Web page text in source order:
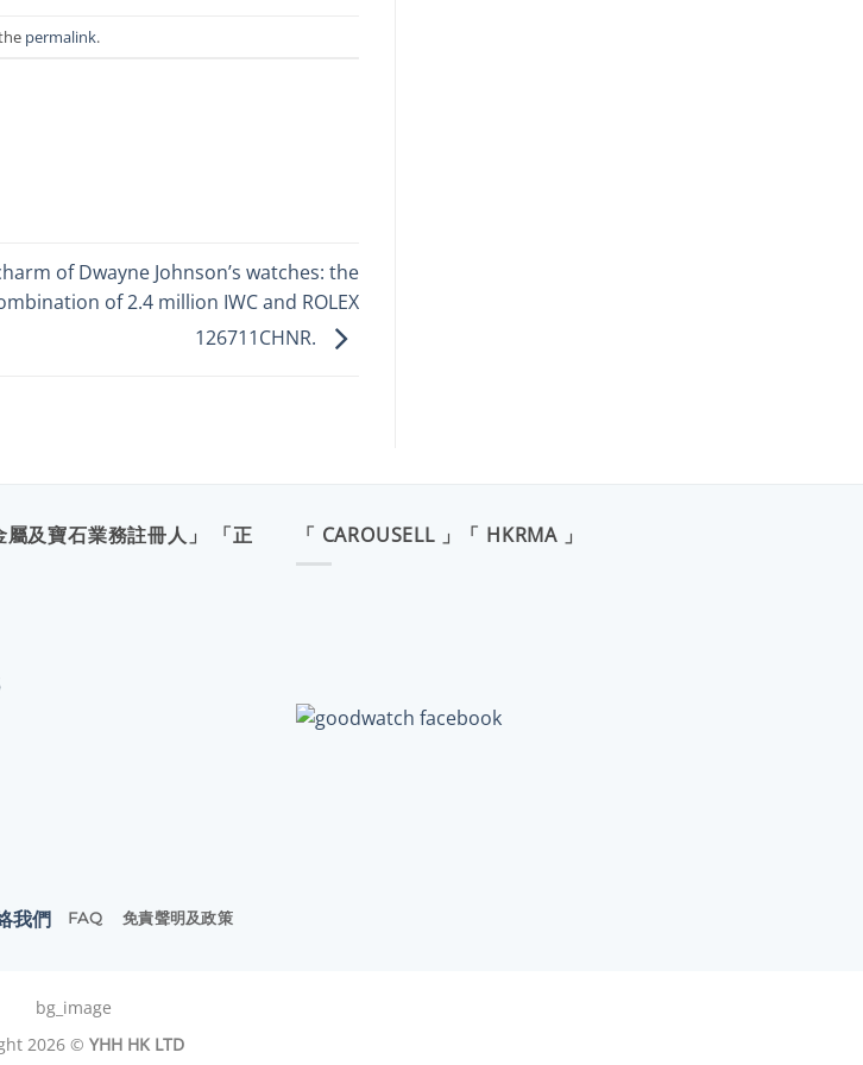
permalink.
of Dwayne Johnson’s watches: the
of 2.4 million IWC and ROLEX
126711CHNR.
屬及寶石業務註冊人」 「正
「 CAROUSELL 」「 HKRMA 」
我們 FAQ 免責聲明及政策
2026 © YHH HK LTD